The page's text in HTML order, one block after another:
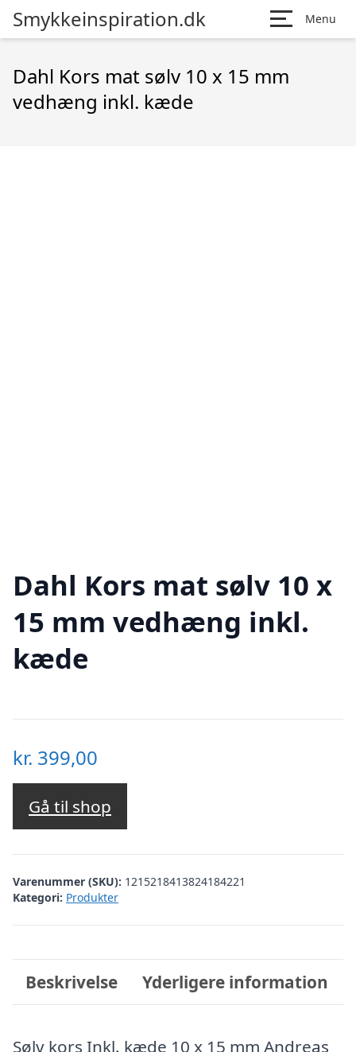
Smykkeinspiration.dk Menu
Dahl Kors mat sølv 10 x 15 mm
vedhæng inkl. kæde
Dahl Kors mat sølv 10 x
15 mm vedhæng inkl.
kæde
kr. 399,00
Gå til shop
Varenummer (SKU): 1215218413824184221
Kategori: Produkter
Beskrivelse Yderligere information
Sølv kors Inkl. kæde 10 x 15 mm Andreas